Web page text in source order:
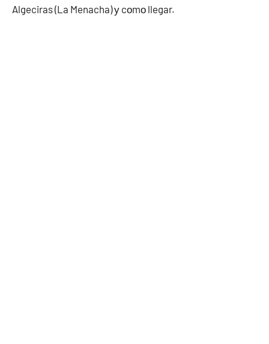
Algeciras (La Menacha) у cοmο llegar.